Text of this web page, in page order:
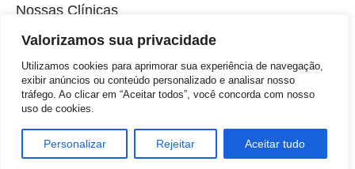
Valorizamos sua privacidade
Utilizamos cookies para aprimorar sua experiência de navegação,
exibir anúncios ou conteúdo personalizado e analisar nosso
tráfego. Ao clicar em “Aceitar todos”, você concorda com nosso
uso de cookies.
Personalizar Rejeitar Aceitar tudo
Nossas Clínicas
Programas inclusivos
Loja Virtual
Contato
Portal